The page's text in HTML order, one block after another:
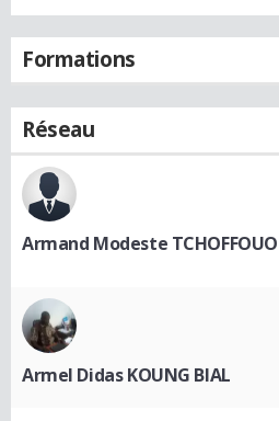
Formations
Réseau
Armand Modeste TCHOFFOUO
Armel Didas KOUNG BIAL